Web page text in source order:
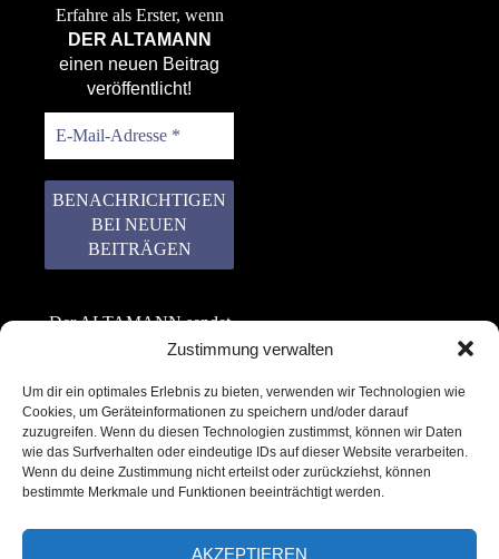
Zustimmung verwalten
Um dir ein optimales Erlebnis zu bieten, verwenden wir Technologien wie
Cookies, um Geräteinformationen zu speichern und/oder darauf
zuzugreifen. Wenn du diesen Technologien zustimmst, können wir Daten
wie das Surfverhalten oder eindeutige IDs auf dieser Website verarbeiten.
Wenn du deine Zustimmung nicht erteilst oder zurückziehst, können
bestimmte Merkmale und Funktionen beeinträchtigt werden.
AKZEPTIEREN
Erfahre als Erster, wenn
DER ALTAMANN
einen neuen Beitrag
veröffentlicht!
Der ALTAMANN sendet
keinen Spam! Er gibt
weiter. Erfahre mehr in
unserer
Datenschutzerklärung.